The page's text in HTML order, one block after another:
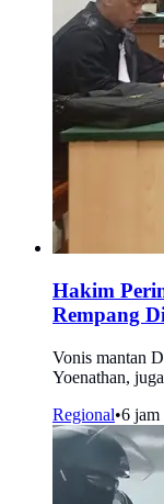
Hakim
Rempang
Vonis mantan
Yoenathan,
Regional•6 jam